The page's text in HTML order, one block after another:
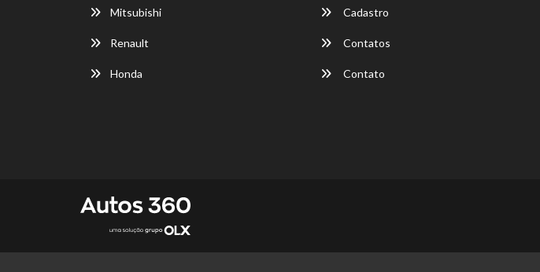
Mitsubishi
Renault
Honda
Cadastro
Contatos
Contato